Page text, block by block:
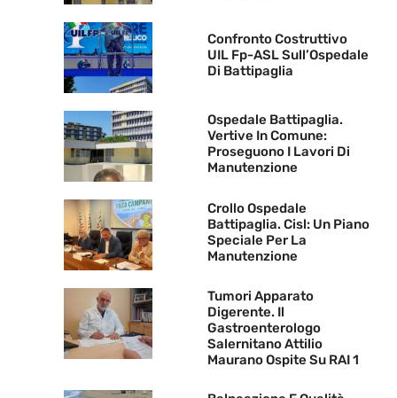
Confronto Costruttivo
UIL Fp-ASL Sull’Ospedale
Di Battipaglia
Ospedale Battipaglia.
Vertive In Comune:
Proseguono I Lavori Di
Manutenzione
Crollo Ospedale
Battipaglia. Cisl: Un Piano
Speciale Per La
Manutenzione
Tumori Apparato
Digerente. Il
Gastroenterologo
Salernitano Attilio
Maurano Ospite Su RAI 1